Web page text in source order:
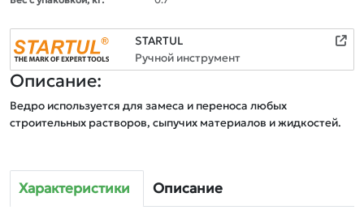
STARTUL
Ручной инструмент
Описание:
Ведро используется для замеса и переноса любых
строительных растворов, сыпучих материалов и жидкостей.
Характеристики Описание